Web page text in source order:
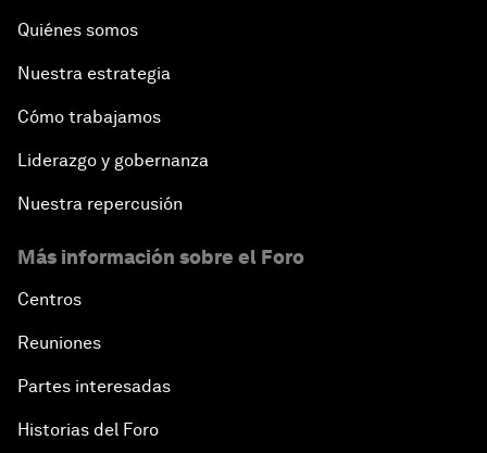
Quiénes somos
Nuestra estrategia
Cómo trabajamos
Liderazgo y gobernanza
Nuestra repercusión
Más información sobre el Foro
Centros
Reuniones
Partes interesadas
Historias del Foro